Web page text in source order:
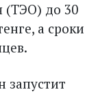
(ТЭО) до 30
а сроки